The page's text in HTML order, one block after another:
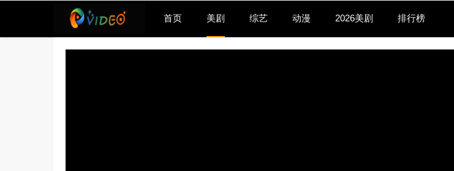
首页 美剧 综艺 动漫 2026美剧 排行榜